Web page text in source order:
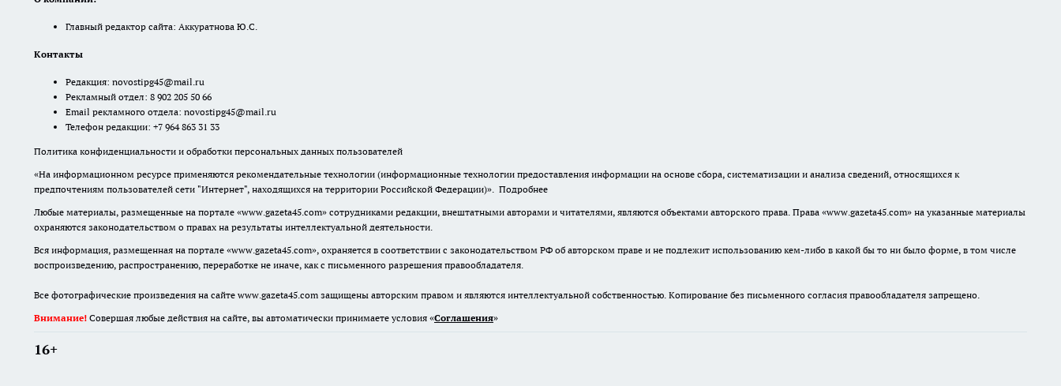
Главный редактор сайта: Аккуратнова Ю.С.
Контакты
Редакция: novostipg45@mail.ru
Рекламный отдел: 8 902 205 50 66
Email рекламного отдела: novostipg45@mail.ru
Телефон редакции: +7 964 863 31 33
Политика конфиденциальности и обработки персональных данных пользователей
«На информационном ресурсе применяются рекомендательные технологии (информационные технологии предоставления информации на основе сбора, систематизации и анализа сведений, относящихся к
предпочтениям пользователей сети "Интернет", находящихся на территории Российской Федерации)». Подробнее
Любые материалы, размещенные на портале «www.gazeta45.com» сотрудниками редакции, внештатными авторами и читателями, являются объектами авторского права. Права «www.gazeta45.com» на указанные материалы
охраняются законодательством о правах на результаты интеллектуальной деятельности.
Вся информация, размещенная на портале «www.gazeta45.com», охраняется в соответствии с законодательством РФ об авторском праве и не подлежит использованию кем-либо в какой бы то ни было форме, в том числе
воспроизведению, распространению, переработке не иначе, как с письменного разрешения правообладателя.
Все фотографические произведения на сайте www.gazeta45.com защищены авторским правом и являются интеллектуальной собственностью. Копирование без письменного согласия правообладателя запрещено.
Внимание! Совершая любые действия на сайте, вы автоматически принимаете условия «Cоглашения»
16+